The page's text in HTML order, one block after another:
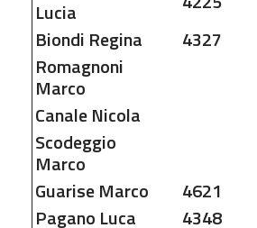
Lucia
Biondi Regina 4327
Romagnoni
Marco
CanaleNicola
Scodeggio
Marco
GuariseMarco 4621
Pagano Luca
4348